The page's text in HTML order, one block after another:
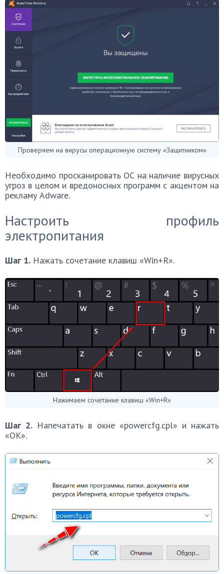
Проверяем на вирусы операционную систему «Защитником»
Необходимо просканировать ОС на наличие вирусных
угроз в целом и вредоносных программ с акцентом на
рекламу Adware.
Настроить профиль
электропитания
Шаг 1. Нажать сочетание клавиш «Win+R».
Нажимаем сочетание клавиш «Win+R»
Шаг 2. Напечатать в окне «powercfg.cpl» и нажать
«OK».